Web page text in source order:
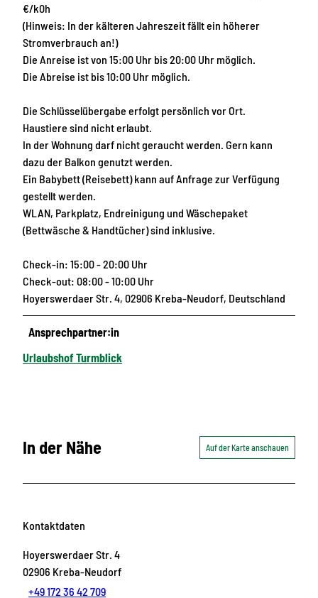
€/k0h
(Hinweis: In der kälteren Jahreszeit fällt ein höherer
Stromverbrauch an!)
Die Anreise ist von 15:00 Uhr bis 20:00 Uhr möglich.
Die Abreise ist bis 10:00 Uhr möglich.
Die Schlüsselübergabe erfolgt persönlich vor Ort.
Haustiere sind nicht erlaubt.
In der Wohnung darf nicht geraucht werden. Gern kann
dazu der Balkon genutzt werden.
Ein Babybett (Reisebett) kann auf Anfrage zur Verfügung
gestellt werden.
WLAN, Parkplatz, Endreinigung und Wäschepaket
(Bettwäsche & Handtücher) sind inklusive.
Check-in: 15:00 - 20:00 Uhr
Check-out: 08:00 - 10:00 Uhr
Hoyerswerdaer Str. 4, 02906 Kreba-Neudorf, Deutschland
Ansprechpartner:in
Urlaubshof Turmblick
In der Nähe Auf der Karte anschauen
Kontaktdaten
Hoyerswerdaer Str. 4
02906 Kreba-Neudorf
+49 172 36 42 709